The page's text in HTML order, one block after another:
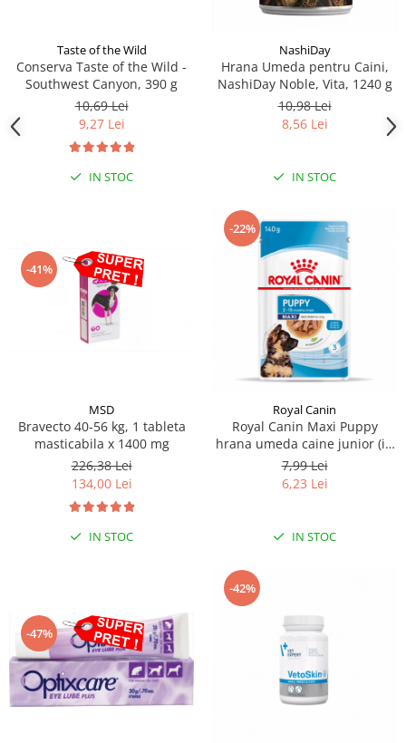
Taste of the Wild
Conserva Taste of the Wild -
Southwest Canyon, 390 g
10,69 Lei
9,27 Lei
IN STOC
NashiDay
Hrana Umeda pentru Caini,
NashiDay Noble, Vita, 1240 g
10,98 Lei
8,56 Lei
IN STOC
-41%
MSD
Bravecto 40-56 kg, 1 tableta
masticabila x 1400 mg
226,38 Lei
134,00 Lei
IN STOC
-22%
Royal Canin
Royal Canin Maxi Puppy
hrana umeda caine junior (in
sos), 140 g
7,99 Lei
6,23 Lei
IN STOC
-47%
-42%